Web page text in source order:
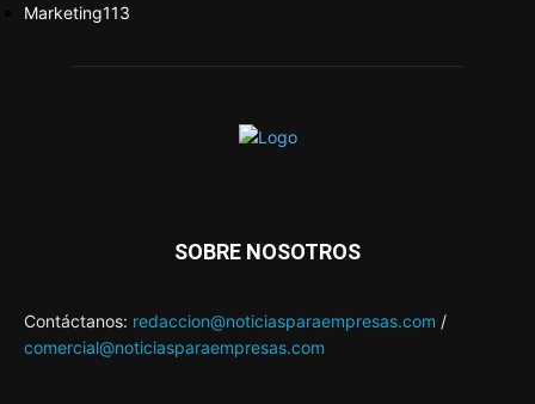
Marketing113
SOBRE NOSOTROS
Contáctanos: redaccion@noticiasparaempresas.com /
comercial@noticiasparaempresas.com